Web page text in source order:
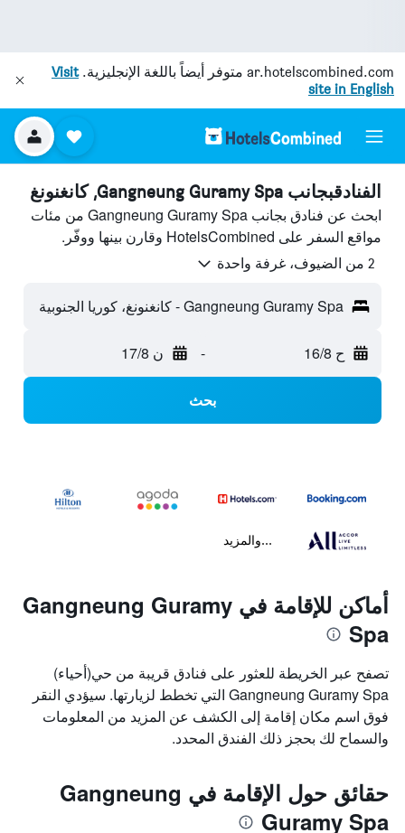
ar.hotelscombined.com متوفر أيضاً باللغة الإنجليزية.Visit
site in English
الفنادقبجانب Gangneung Guramy Spa, كانغنونغ
ابحث عن فنادق بجانب Gangneung Guramy Spa من مئات
مواقع السفر على HotelsCombined وقارن بينها ووفّر.
2 من الضيوف، غرفة واحدة
Gangneung Guramy Spa - كانغنونغ، كوريا الجنوبية
ح 16/8 - ن 17/8
بحث
...والمزيد
أماكن للإقامة في Gangneung Guramy
Spa
تصفح عبر الخريطة للعثور على فنادق قريبة من حي(أحياء)
Gangneung Guramy Spa التي تخطط لزيارتها. سيؤدي النقر
فوق اسم مكان إقامة إلى الكشف عن المزيد من المعلومات
والسماح لك بحجز ذلك الفندق المحدد.
حقائق حول الإقامة في Gangneung
Guramy Spa